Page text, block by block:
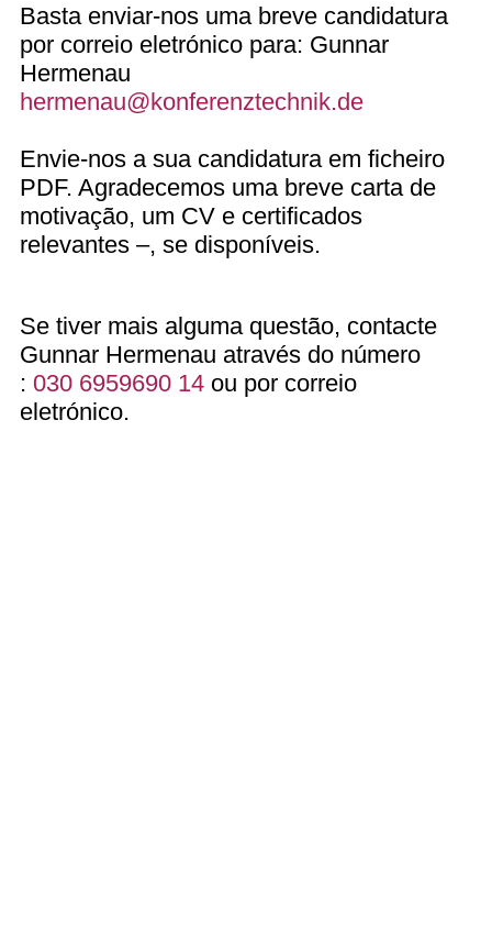
Basta enviar-nos uma breve candidatura
por correio eletrónico para: Gunnar
Hermenau
hermenau@konferenztechnik.de
Envie-nos a sua candidatura em ficheiro
PDF. Agradecemos uma breve carta de
motivação, um CV e certificados
relevantes –, se disponíveis.
Se tiver mais alguma questão, contacte
Gunnar Hermenau através do número
: 030 6959690 14 ou por correio
eletrónico.